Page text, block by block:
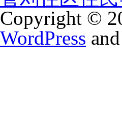
Copyright ©
WordPress and